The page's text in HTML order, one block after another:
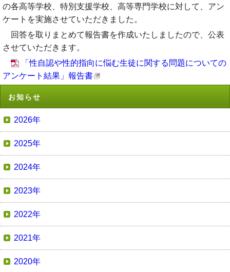
の各高等学校、特別支援学校、高等専門学校に対して、アン
ケートを実施させていただきました。
回答を取りまとめて報告書を作成いたしましたので、公表
させていただきます。
「性自認や性的指向に悩む生徒に関する問題についての
アンケート結果」報告書
お知らせ
2026年
2025年
2024年
2023年
2022年
2021年
2020年